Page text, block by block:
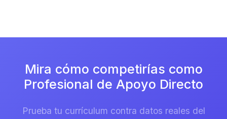
Mira cómo competirías como
Profesional de Apoyo Directo
Prueba tu currículum contra datos reales del